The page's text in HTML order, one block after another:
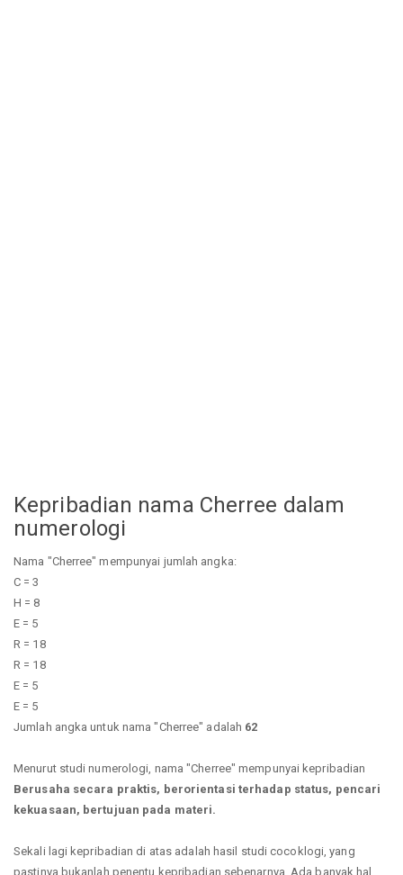
Kepribadian nama Cherree dalam
numerologi
Nama "Cherree" mempunyai jumlah angka:
C = 3
H = 8
E = 5
R = 18
R = 18
E = 5
E = 5
Jumlah angka untuk nama "Cherree" adalah 62
Menurut studi numerologi, nama "Cherree" mempunyai kepribadian
Berusaha secara praktis, berorientasi terhadap status, pencari
kekuasaan, bertujuan pada materi.
Sekali lagi kepribadian di atas adalah hasil studi cocoklogi, yang
pastinya bukanlah penentu kepribadian sebenarnya. Ada banyak hal